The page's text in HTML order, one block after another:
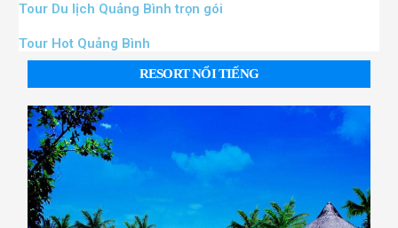
Tour Du lịch Quảng Bình trọn gói
Tour Hot Quảng Bình
RESORT NỔI TIẾNG